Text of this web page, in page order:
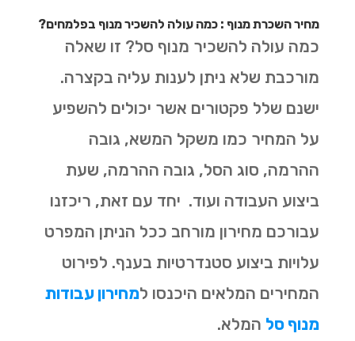
מחיר השכרת מנוף : כמה עולה להשכיר מנוף בפלמחים?
כמה עולה להשכיר מנוף סל? זו שאלה
מורכבת שלא ניתן לענות עליה בקצרה.
ישנם שלל פקטורים אשר יכולים להשפיע
על המחיר כמו משקל המשא, גובה
ההרמה, סוג הסל, גובה ההרמה, שעת
ביצוע העבודה ועוד. יחד עם זאת, ריכזנו
עבורכם מחירון מורחב ככל הניתן המפרט
עלויות ביצוע סטנדרטיות בענף. לפירוט
המחירים המלאים היכנסו למחירון עבודות
מנוף סל המלא.